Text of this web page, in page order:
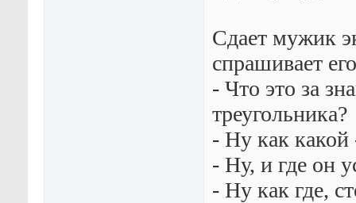
Сдает мужик
спрашивает
- Что это за
треугольника?
- Ну как какой
- Ну, и где он
- Ну как где,